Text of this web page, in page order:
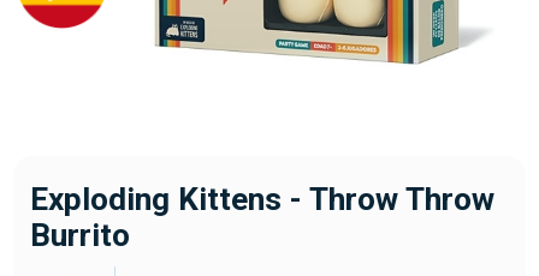
Exploding Kittens - Throw Throw
Burrito